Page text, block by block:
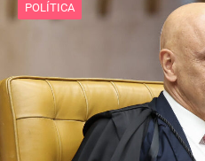
POLÍTICA